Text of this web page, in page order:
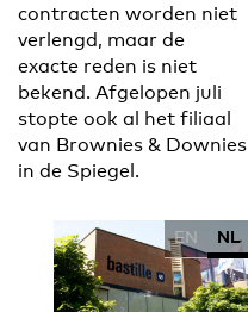
contracten worden niet
verlengd, maar de
exacte reden is niet
bekend. Afgelopen juli
stopte ook al het filiaal
van Brownies & Downies
in de Spiegel.
EN NL